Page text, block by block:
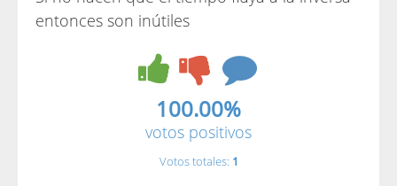
entonces son inútiles
100.00%
votos positivos
Votos totales: 1